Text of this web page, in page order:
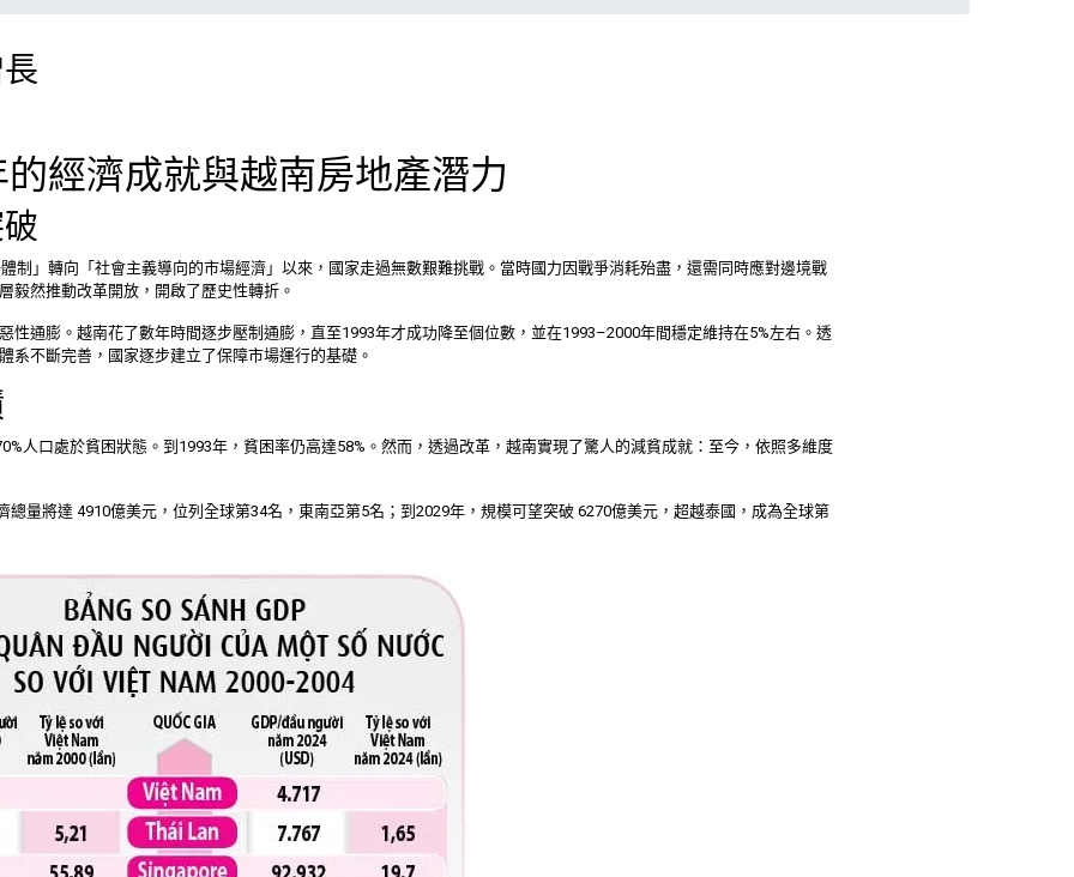
經濟成就與越南房地產潛力
制」轉向「社會主義導向的市場經濟」以來，國家走過無數艱難挑戰。當時國力因戰爭消耗殆盡，還需同時應對邊境戰
毅然推動改革開放，開啟了歷史性轉折。
性通膨。越南花了數年時間逐步壓制通膨，直至1993年才成功降至個位數，並在1993–2000年間穩定維持在5%左右。透
系不斷完善，國家逐步建立了保障市場運行的基礎。
人口處於貧困狀態。到1993年，貧困率仍高達58%。然而，透過改革，越南實現了驚人的減貧成就：至今，依照多維度
總量將達 4910億美元，位列全球第34名，東南亞第5名；到2029年，規模可望突破 6270億美元，超越泰國，成為全球第